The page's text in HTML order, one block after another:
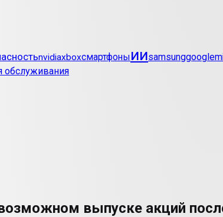
nvidiaxboxсмартфоныииsamsunggoogle
обслуживания
выпуске акций